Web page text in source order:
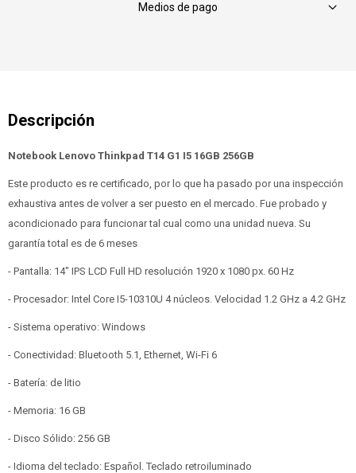
Medios de pago
Notebook Lenovo Thinkpad T14 G1 I5 16GB 256GB
Este producto es re certificado, por lo que ha pasado por una inspección
exhaustiva antes de volver a ser puesto en el mercado. Fue probado y
acondicionado para funcionar tal cual como una unidad nueva. Su
garantía total es de 6 meses
- Pantalla: 14" IPS LCD Full HD resolución 1920 x 1080 px. 60 Hz
- Procesador: Intel Core I5-10310U 4 núcleos. Velocidad 1.2 GHz a 4.2 GHz
- Sistema operativo: Windows
- Conectividad: Bluetooth 5.1, Ethernet, Wi-Fi 6
- Batería: de litio
- Memoria: 16 GB
- Disco Sólido: 256 GB
- Idioma del teclado: Español. Teclado retroiluminado